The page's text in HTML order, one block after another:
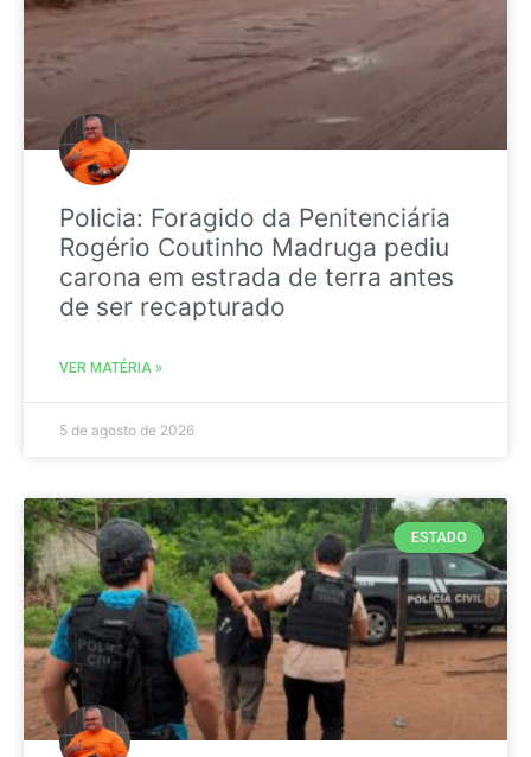
Policia: Foragido da Penitenciária
Rogério Coutinho Madruga pediu
carona em estrada de terra antes
de ser recapturado
VER MATÉRIA »
5 de agosto de 2026
ESTADO